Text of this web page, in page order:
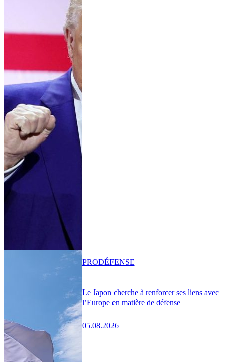
Le Japon cherche à renforcer ses liens avec
l’Europe en matière de défense
05.08.2026
PRODÉFENSE